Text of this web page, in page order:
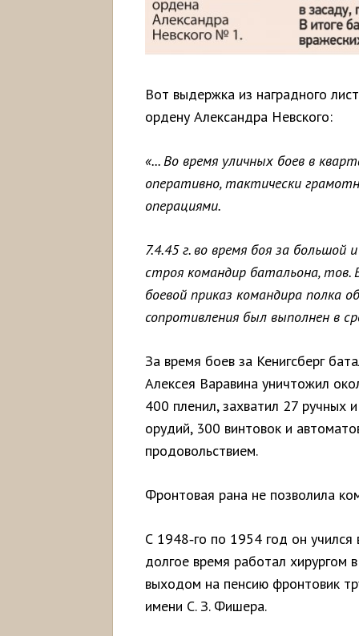
Вот выдержка из наградного
ордену Александра Невского:
«... Во время уличных боев в
оперативно, тактически
операциями.
7.4.45 г. во время боя за
строя командир батальона, тов.
боевой приказ командира полка
сопротивления был выполнен в
За время боев за Кенигсберг
Алексея Варавина уничтожил
400 пленил, захватил 27 ручных
орудий, 300 винтовок и
продовольствием.
Фронтовая рана не позволила
С 1948‑го по 1954 год он
долгое время работал хирургом
выходом на пенсию фронтовик
имени С. З. Фишера.